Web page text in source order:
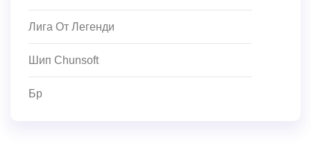
Лига От Легенди
Шип Chunsoft
Бр